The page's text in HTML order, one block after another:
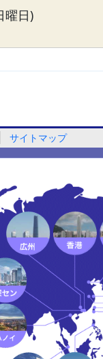
曜日)
サイトマップ